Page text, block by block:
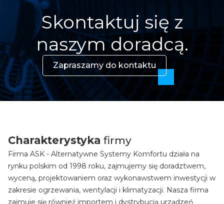
Skontaktuj się z
naszym doradcą.
Zapraszamy do kontaktu
Charakterystyka firmy
Firma ASK - Alternatywne Systemy Komfortu działa na
rynku polskim od 1998 roku, zajmujemy się doradztwem,
wyceną, projektowaniem oraz wykonawstwem inwestycji w
zakresie ogrzewania, wentylacji i klimatyzacji. Nasza firma
zajmuje się również importem i dystrybucją urządzeń